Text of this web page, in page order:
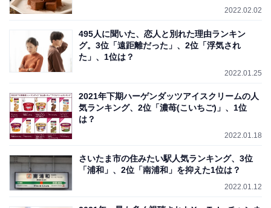
2022.02.02
495人に聞いた、恋人と別れた理由ランキン
グ。3位「遠距離だった」、2位「浮気され
た」、1位は？
2022.01.25
2021年下期ハーゲンダッツアイスクリームの人
気ランキング、2位「濃苺(こいちご)」、1位
は？
2022.01.18
さいたま市の住みたい駅人気ランキング、3位
「浦和」、2位「南浦和」を抑えた1位は？
2022.01.12